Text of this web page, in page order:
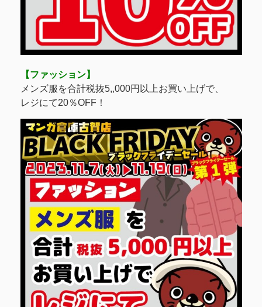
【ファッション】
メンズ服を合計税抜5,,000円以上お買い上げで、
レジにて20％OFF！